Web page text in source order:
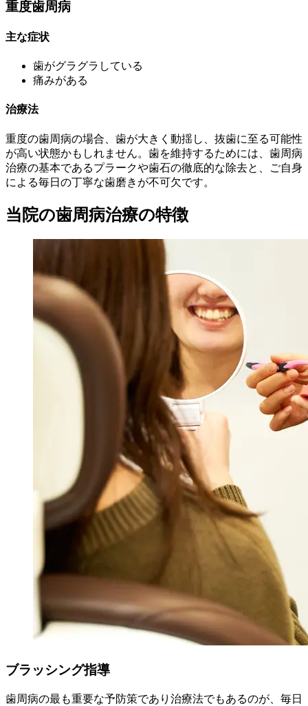
重度歯周病
主な症状
歯がグラグラしている
痛みがある
治療法
重度の歯周病の場合、歯が大きく動揺し、抜歯に至る可能性
が高い状態かもしれません。歯を維持するためには、歯周病
治療の基本であるプラークや歯石の徹底的な除去と、ご自身
による毎日の丁寧な歯磨きが不可欠です。
当院の歯周病治療の特徴
ブラッシング指導
歯周病の最も重要な予防策であり治療法でもあるのが、毎日